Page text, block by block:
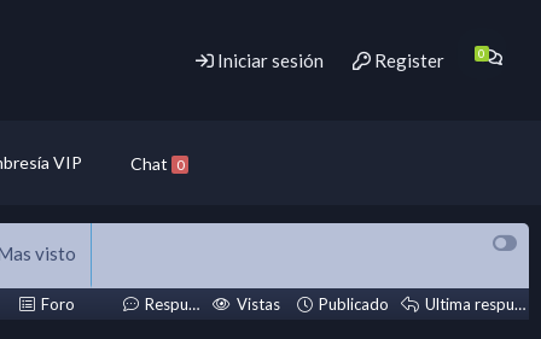
Iniciar sesión Register
VIP Chat 0
visto
Foro Respuestas Vistas Publicado Ultima respuesta